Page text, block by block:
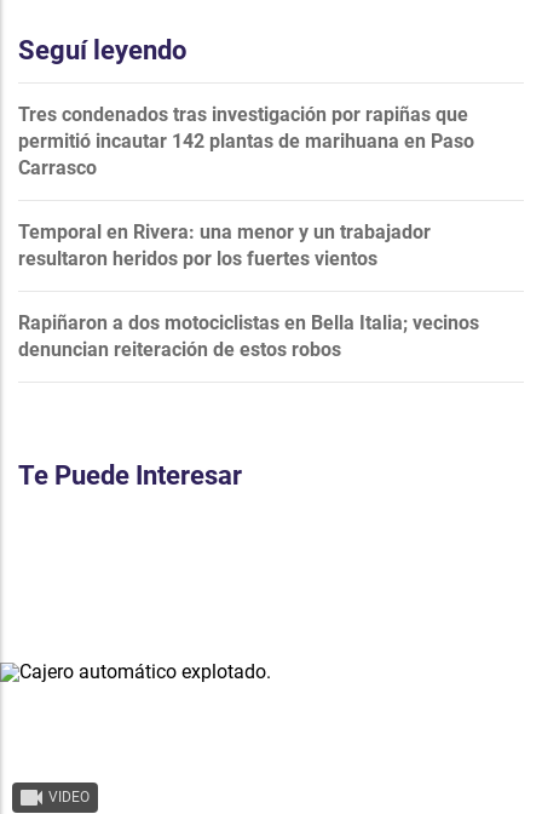
Seguí leyendo
Tres condenados tras investigación por rapiñas que
permitió incautar 142 plantas de marihuana en Paso
Carrasco
Temporal en Rivera: una menor y un trabajador
resultaron heridos por los fuertes vientos
Rapiñaron a dos motociclistas en Bella Italia; vecinos
denuncian reiteración de estos robos
Te Puede Interesar
VIDEO